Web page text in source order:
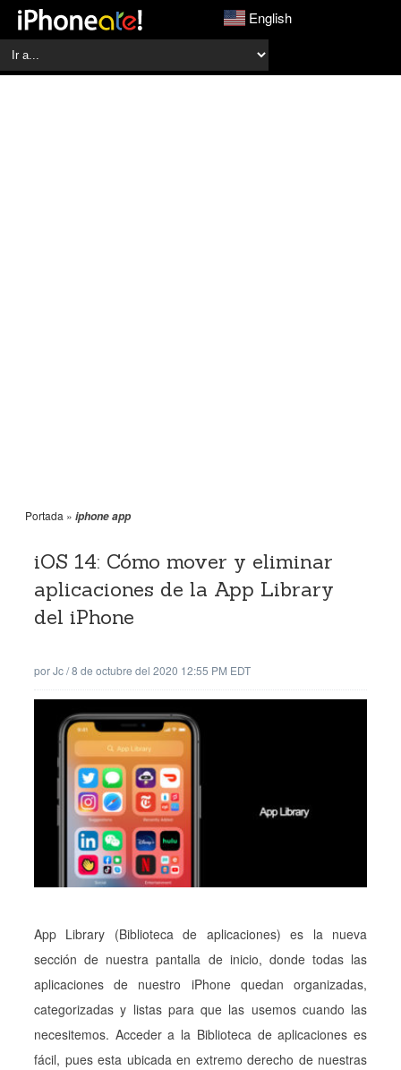
English
Portada » iphone app
iOS 14: Cómo mover y eliminar
aplicaciones de la App Library
del iPhone
porJc/8 de octubre del 2020 12:55 PM EDT
App Library (Biblioteca de aplicaciones) es la nueva
sección de nuestra pantalla de inicio, donde todas las
aplicaciones de nuestro iPhone quedan organizadas,
categorizadas y listas para que las usemos cuando las
necesitemos. Acceder a la Biblioteca de aplicaciones es
fácil, pues esta ubicada en extremo derecho de nuestras